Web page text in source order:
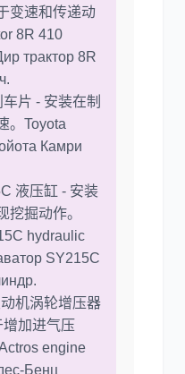
变速和传递动
8R 410
трактор 8R
片 - 安装在制
。Toyota
Камри
液压缸 - 安装
挖掘动作。
hydraulic
SY215C
机涡轮增压器
加进气压
engine
Бенц